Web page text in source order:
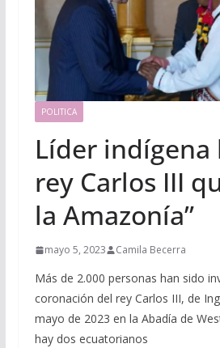
POLITICA
Líder indígena
rey Carlos III
la Amazonía”
mayo 5, 2023 Camila Becerra
Más de 2.000 personas han sido
coronación del rey Carlos III, de
mayo de 2023 en la Abadía de
hay dos ecuatorianos